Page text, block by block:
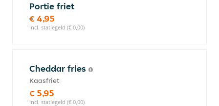
Portie friet
€ 4,95
incl. statiegeld (€ 0,00)
Cheddar fries
Kaasfriet
€ 5,95
incl. statiegeld (€ 0,00)